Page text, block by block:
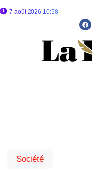
7 août 2026 10:58
Société